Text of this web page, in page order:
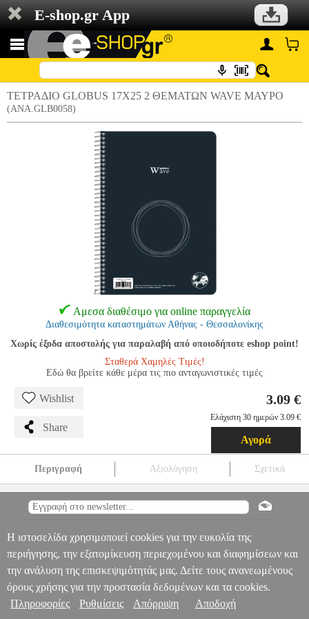
E-shop.gr App
ΤΕΤΡΑΔΙΟ GLOBUS 17X25 2 ΘΕΜΑΤΩΝ WAVE ΜΑΥΡΟ
(ANA.GLB0058)
Αμεσα διαθέσιμο για online παραγγελία
Διαθεσιμότητα καταστημάτων Αθήνας - Θεσσαλονίκης
Χωρίς έξοδα αποστολής για παραλαβή από οποιοδήποτε eshop point!
Σταθερά Χαμηλές Τιμές!
Εδώ θα βρείτε κάθε μέρα τις πιο ανταγωνιστικές τιμές
Wishlist
Share
3.09 €
Ελάχιστη 30 ημερών 3.09 €
Αγορά
Περιγραφή Αξιολόγηση Σχετικά
ANA.GLB0058ANA.GLB0058 GLOBUS
ΤΕΤΡΑΔΙΑ
3.09
Πληροφορίες & Υπηρεσίες >
Η ιστοσελίδα χρησιμοποιεί cookies για την ευκολία της
περιήγησης, την εξατομίκευση περιεχομένου και διαφημίσεων και
την ανάλυση της επισκεψιμότητάς μας. Δείτε τους ανανεωμένους
όρους χρήσης για την προστασία δεδομένων και τα cookies.
Πληροφορίες
Ρυθμίσεις Απόρριψη Αποδοχή